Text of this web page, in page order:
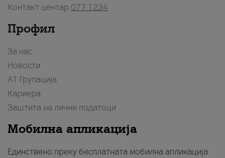
Контакт центар 077 1234
Профил
За нас
Новости
А1 Групација
Кариера
Заштита на лични податоци
Мобилна апликација
Единствено преку бесплатната мобилна апликација